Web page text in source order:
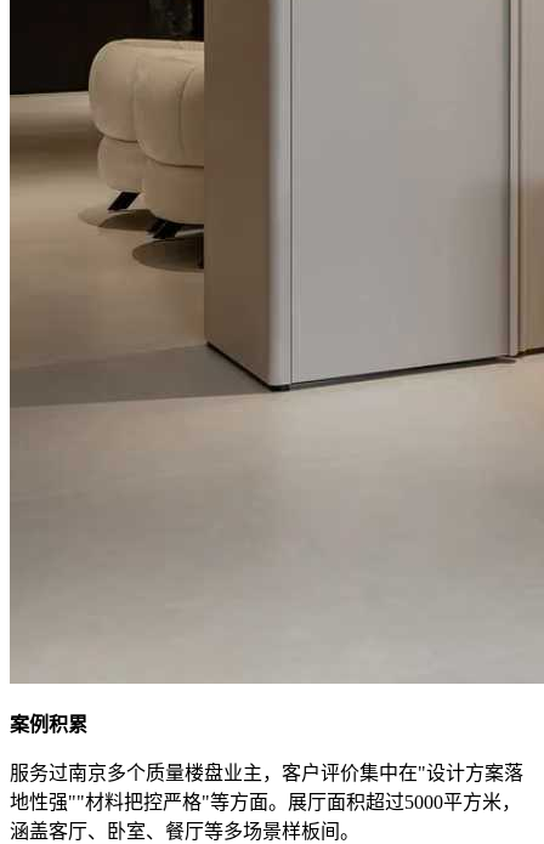
案例积累
服务过南京多个质量楼盘业主，客户评价集中在"设计方案落
地性强""材料把控严格"等方面。展厅面积超过5000平方米，
涵盖客厅、卧室、餐厅等多场景样板间。